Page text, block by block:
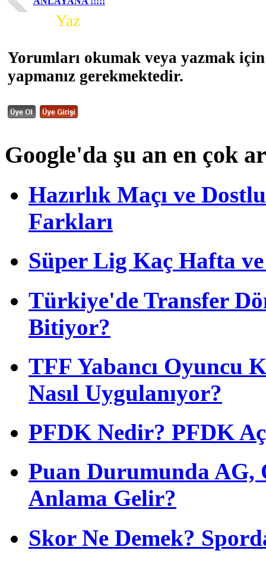
Yaz
Yorumları okumak veya yazmak
yapmanız gerekmektedir.
Google'da şu an en çok
Hazırlık Maçı ve
Farkları
Süper Lig Kaç Hafta
Türkiye'de Transfer
Bitiyor?
TFF Yabancı Oyuncu
Nasıl Uygulanıyor?
PFDK Nedir? PFDK
Puan Durumunda AG,
Anlama Gelir?
Skor Ne Demek?